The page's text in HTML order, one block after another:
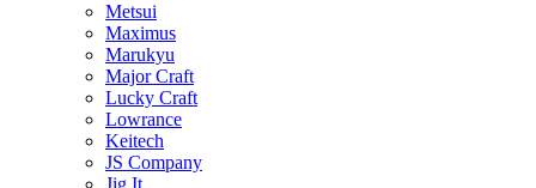
Metsui
Maximus
Marukyu
Major Craft
Lucky Craft
Lowrance
Keitech
JS Company
Jig It